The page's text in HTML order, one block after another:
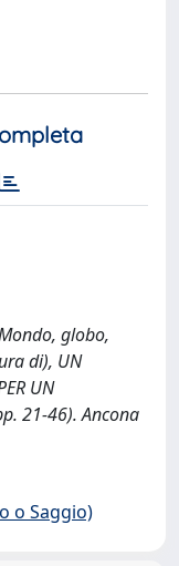
globo,
di), UN
UN
21-46). Ancona
o Saggio)